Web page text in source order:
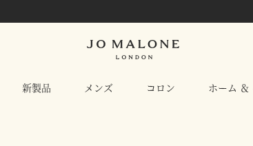
新製品 メンズ コロン ホーム ＆